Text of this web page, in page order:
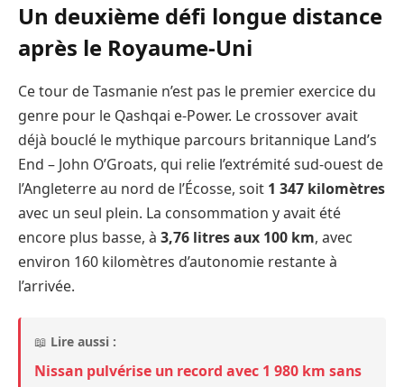
Un deuxième défi longue distance
après le Royaume-Uni
Ce tour de Tasmanie n’est pas le premier exercice du
genre pour le Qashqai e-Power. Le crossover avait
déjà bouclé le mythique parcours britannique Land’s
End – John O’Groats, qui relie l’extrémité sud-ouest de
l’Angleterre au nord de l’Écosse, soit 1 347 kilomètres
avec un seul plein. La consommation y avait été
encore plus basse, à 3,76 litres aux 100 km, avec
environ 160 kilomètres d’autonomie restante à
l’arrivée.
📖 Lire aussi :
Nissan pulvérise un record avec 1 980 km sans